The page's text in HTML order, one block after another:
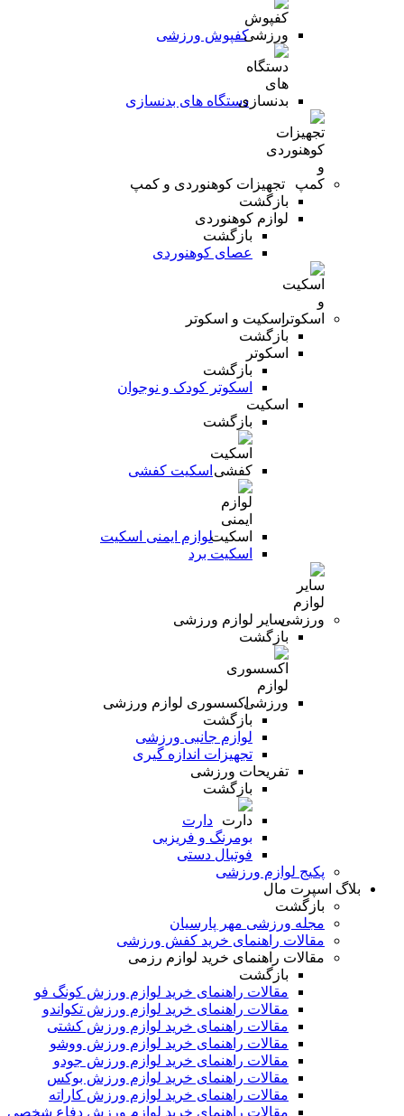
کفپوش ورزشی
دستگاه های بدنسازی
تجهیزات کوهنوردی و کمپ
بازگشت
لوازم کوهنوردی
بازگشت
عصای کوهنوردی
اسکیت و اسکوتر
بازگشت
اسکوتر
بازگشت
اسکوتر کودک و نوجوان
اسکیت
بازگشت
اسکیت کفشی
لوازم ایمنی اسکیت
اسکیت برد
سایر لوازم ورزشی
بازگشت
اکسسوری لوازم ورزشی
بازگشت
لوازم جانبی ورزشی
تجهیزات اندازه گیری
تفریحات ورزشی
بازگشت
دارت
بومرنگ و فریزبی
فوتبال دستی
پکیج لوازم ورزشی
بلاگ اسپرت مال
بازگشت
مجله ورزشی مهر پارسیان
مقالات راهنمای خرید کفش ورزشی
مقالات راهنمای خرید لوازم رزمی
بازگشت
مقالات راهنمای خرید لوازم ورزش کونگ فو
مقالات راهنمای خرید لوازم ورزش تکواندو
مقالات راهنمای خرید لوازم ورزش کشتی
مقالات راهنمای خرید لوازم ورزش ووشو
مقالات راهنمای خرید لوازم ورزش جودو
مقالات راهنمای خرید لوازم ورزش بوکس
مقالات راهنمای خرید لوازم ورزش کاراته
مقالات راهنمای خرید لوازم ورزش دفاع شخصی